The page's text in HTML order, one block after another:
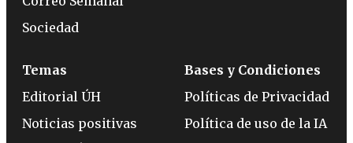
Sociedad
Temas
Editorial ÚH
Noticias positivas
Bases y Condiciones
Políticas de Privacidad
Política de uso de la IA